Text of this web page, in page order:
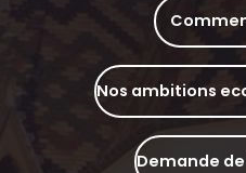
Nos ambitions
Demande